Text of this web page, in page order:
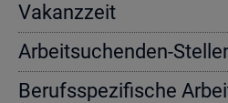
Va­kanz­zeit
Ar­beit­su­chen­den-
Be­rufs­spe­zi­fi­sche